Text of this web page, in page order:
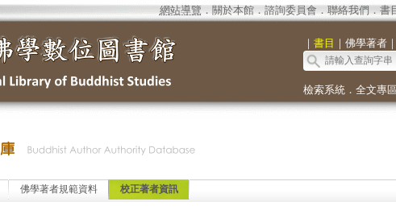
網站導覽 ． 關於本館． 諮詢委員會． 聯絡我們 ． 書
｜ 書目 ｜ 佛學著者｜
檢索系統． 全文專區
佛學著者規範資料 校正著者資訊